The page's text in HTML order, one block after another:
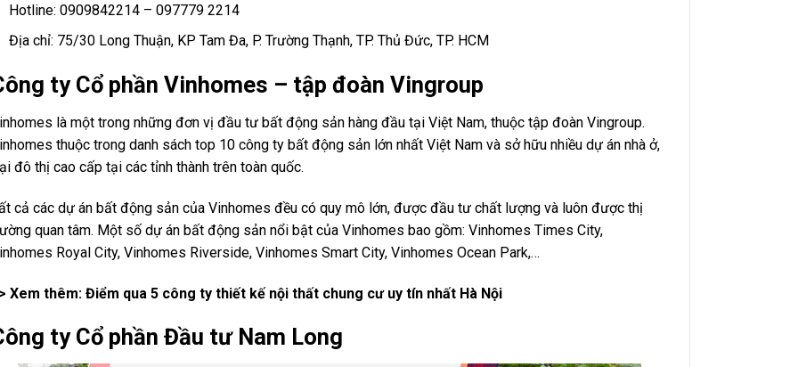
Hotline: 0909842214 – 097779 2214
Địa chỉ: 75/30 Long Thuận, KP Tam Đa, P. Trường Thạnh, TP. Thủ Đức, TP. HCM
ty Cổ phần Vinhomes – tập đoàn Vingroup
là một trong những đơn vị đầu tư bất động sản hàng đầu tại Việt Nam, thuộc tập đoàn Vingroup.
thuộc trong danh sách top 10 công ty bất động sản lớn nhất Việt Nam và sở hữu nhiều dự án nhà ở,
đô thị cao cấp tại các tỉnh thành trên toàn quốc.
cả các dự án bất động sản của Vinhomes đều có quy mô lớn, được đầu tư chất lượng và luôn được thị
quan tâm. Một số dự án bất động sản nổi bật của Vinhomes bao gồm: Vinhomes Times City,
Royal City, Vinhomes Riverside, Vinhomes Smart City, Vinhomes Ocean Park,…
Xem thêm: Điểm qua 5 công ty thiết kế nội thất chung cưuy tín nhất Hà Nội
ty Cổ phần Đầu tư Nam Long